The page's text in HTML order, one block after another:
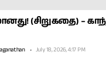
(சிறுகதை) –
July 18, 2026, 4:17 PM